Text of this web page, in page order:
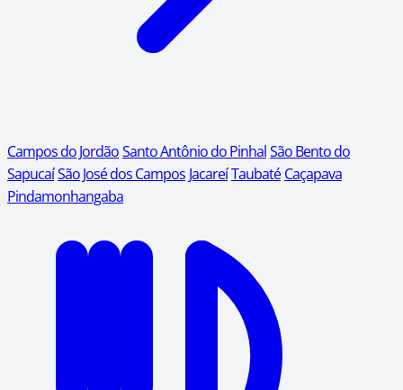
Campos do JordãoSanto Antônio do PinhalSão Bento do
SapucaíSão José dos Campos JacareíTaubaté Caçapava
Pindamonhangaba